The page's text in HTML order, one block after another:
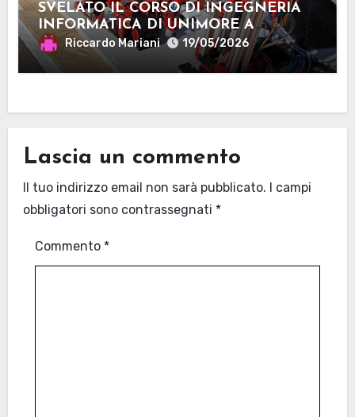
SVELATO IL CORSO DI INGEGNERIA
INFORMATICA DI UNIMORE A
MANTOVA
Riccardo Mariani 19/05/2026
Lascia un commento
Il tuo indirizzo email non sarà pubblicato.
I campi
obbligatori sono contrassegnati *
Commento *